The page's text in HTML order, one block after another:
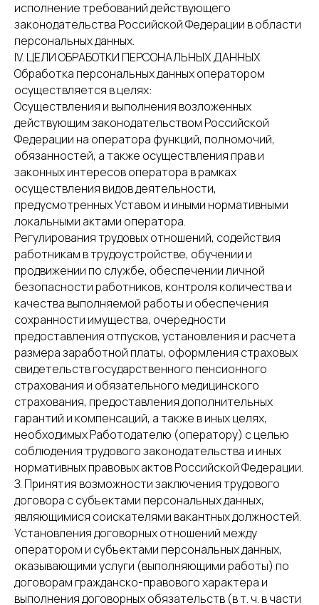
исполнение требований действующего
законодательства Российской Федерации в области
персональных данных.
IV. ЦЕЛИ ОБРАБОТКИ ПЕРСОНАЛЬНЫХ ДАННЫХ
Обработка персональных данных оператором
осуществляется в целях:
Осуществления и выполнения возложенных
действующим законодательством Российской
Федерации на оператора функций, полномочий,
обязанностей, а также осуществления прав и
законных интересов оператора в рамках
осуществления видов деятельности,
предусмотренных Уставом и иными нормативными
локальными актами оператора.
Регулирования трудовых отношений, содействия
работникам в трудоустройстве, обучении и
продвижении по службе, обеспечении личной
безопасности работников, контроля количества и
качества выполняемой работы и обеспечения
сохранности имущества, очередности
предоставления отпусков, установления и расчета
размера заработной платы, оформления страховых
свидетельств государственного пенсионного
страхования и обязательного медицинского
страхования, предоставления дополнительных
гарантий и компенсаций, а также в иных целях,
необходимых Работодателю (оператору) с целью
соблюдения трудового законодательства и иных
нормативных правовых актов Российской Федерации.
З. Принятия возможности заключения трудового
договора с субъектами персональных данных,
являющимися соискателями вакантных должностей.
Установления договорных отношений между
оператором и субъектами персональных данных,
оказывающими услуги (выполняющими работы) по
договорам гражданско-правового характера и
выполнения договорных обязательств (в т. ч. в части